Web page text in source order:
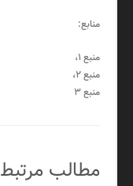
منابع:
منبع ۱ ،
منبع ۲ ،
منبع ۳
مطالب